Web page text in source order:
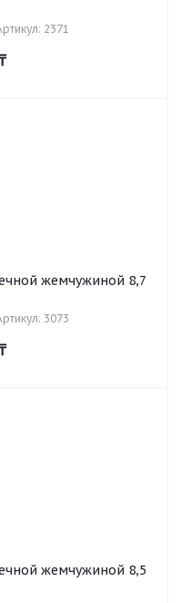
2371
жемчужиной 8,7
3073
жемчужиной 8,5